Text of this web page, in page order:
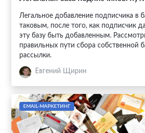
Легальное добавление подписчика в
таковым, после того, как подписчик
эту базу быть добавленным.
правильных пути сбора собственной
рассылки.
Евгений Щирин
EMAIL-МАРКЕТИНГ